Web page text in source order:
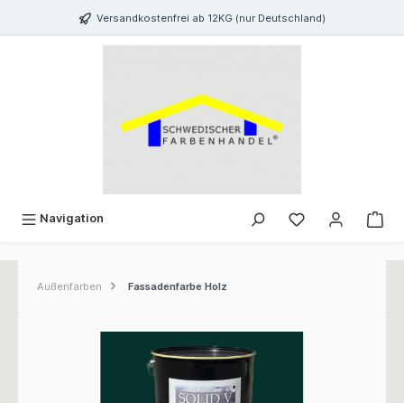
springen Versandkostenfrei ab 12KG (nur Deutschland)
Navigation
Außenfarben Fassadenfarbe Holz